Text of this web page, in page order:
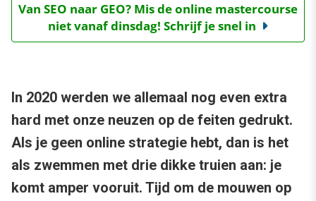
Van SEO naar GEO? Mis de online mastercourse
niet vanaf dinsdag! Schrijf je snel in
In 2020 werden we allemaal nog even extra
hard met onze neuzen op de feiten gedrukt.
Als je geen online strategie hebt, dan is het
als zwemmen met drie dikke truien aan: je
komt amper vooruit. Tijd om de mouwen op